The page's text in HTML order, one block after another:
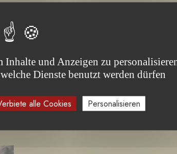
LAUFENDES PROJEKT
Inhalte und Anzeigen zu
Dienste benutzt werden dürfen
alle Cookies Personalisieren